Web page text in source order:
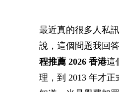
最近真的很多人私
說，這個問題我回
程推薦 2026 香港這
理，到 2013 年才